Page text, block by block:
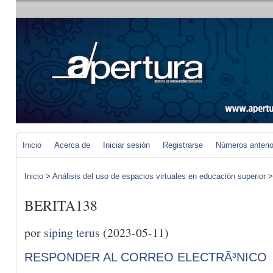
Inicio Acerca de Iniciar sesión Registrarse Números
Inicio > Análisis del uso de espacios virtuales en educación superior
BERITA138
por siping terus (2023-05-11)
RESPONDER AL CORREO ELECTRÃ³NICO